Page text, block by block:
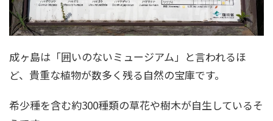
成ヶ島は「囲いのないミュージアム」と言われるほ
ど、貴重な植物が数多く残る自然の宝庫です。
希少種を含む約300種類の草花や樹木が自生しているそ